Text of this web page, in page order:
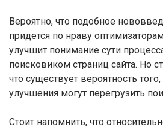
Вероятно, что подобное
придется по нраву
улучшит понимание сути
поисковиком страниц сайта. Но
что существует вероятность
улучшения могут перегрузить
Стоит напомнить, что